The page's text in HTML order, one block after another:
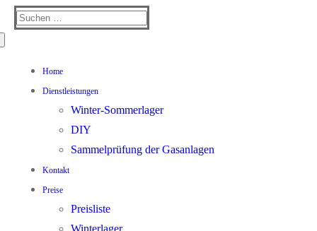
Suchen
Home
Dienstleistungen
Winter-Sommerlager
DIY
Sammelprüfung der Gasanlagen
Kontakt
Preise
Preisliste